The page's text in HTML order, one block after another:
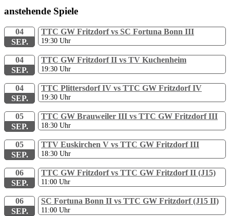
anstehende Spiele
04
SEP.
TTC GW Fritzdorf vs SC Fortuna Bonn III
19:30 Uhr
04
SEP.
TTC GW Fritzdorf II vs TV Kuchenheim
19:30 Uhr
04
SEP.
TTC Plittersdorf IV vs TTC GW Fritzdorf IV
19:30 Uhr
05
SEP.
TTC GW Brauweiler III vs TTC GW Fritzdorf III
18:30 Uhr
05
SEP.
TTV Euskirchen V vs TTC GW Fritzdorf III
18:30 Uhr
06
SEP.
TTC GW Fritzdorf vs TTC GW Fritzdorf II (J15)
11:00 Uhr
06
SEP.
SC Fortuna Bonn II vs TTC GW Fritzdorf (J15 II)
11:00 Uhr